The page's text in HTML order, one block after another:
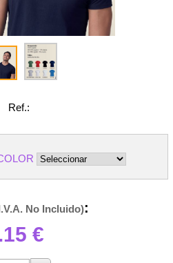
Ref.:
No Incluido):
€